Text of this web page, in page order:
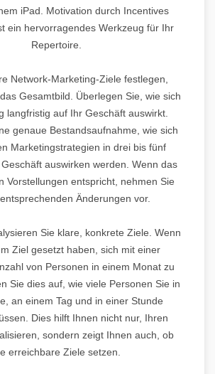
iPad. Motivation durch Incentives
ein hervorragendes Werkzeug für Ihr
Repertoire.
Network-Marketing-Ziele festlegen,
Gesamtbild. Überlegen Sie, wie sich
langfristig auf Ihr Geschäft auswirkt.
genaue Bestandsaufnahme, wie sich
Marketingstrategien in drei bis fünf
auswirken werden. Wenn das
Vorstellungen entspricht, nehmen Sie
Änderungen vor.
Sie klare, konkrete Ziele. Wenn
Ziel gesetzt haben, sich mit einer
von Personen in einem Monat zu
Sie dies auf, wie viele Personen Sie in
an einem Tag und in einer Stunde
Dies hilft Ihnen nicht nur, Ihren
sondern zeigt Ihnen auch, ob
erreichbare Ziele setzen.